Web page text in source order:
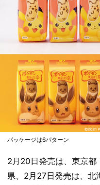
パッケージは6パターン
2月20日発売は、東京都
県、2月27日発売は、北